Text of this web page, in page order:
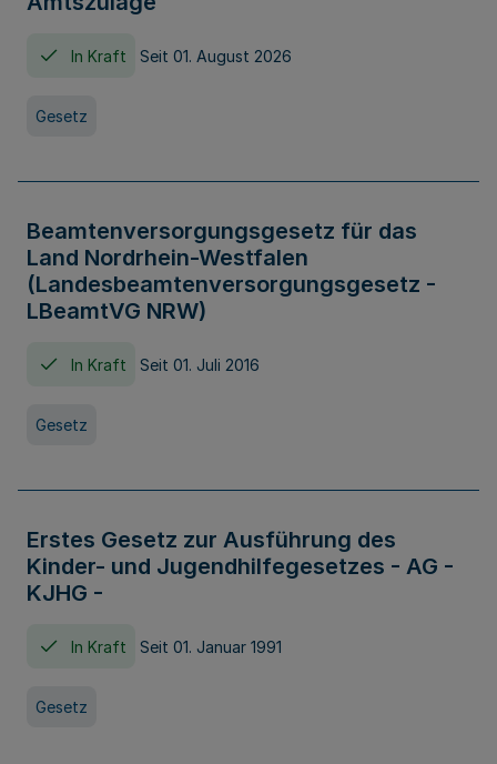
In Kraft Seit 01. August 2026
Gesetz
Beamtenversorgungsgesetz für das
Land Nordrhein-Westfalen
(Landesbeamtenversorgungsgesetz -
LBeamtVG NRW)
In Kraft Seit 01. Juli 2016
Gesetz
Erstes Gesetz zur Ausführung des
Kinder- und Jugendhilfegesetzes - AG -
KJHG -
In Kraft Seit 01. Januar 1991
Gesetz